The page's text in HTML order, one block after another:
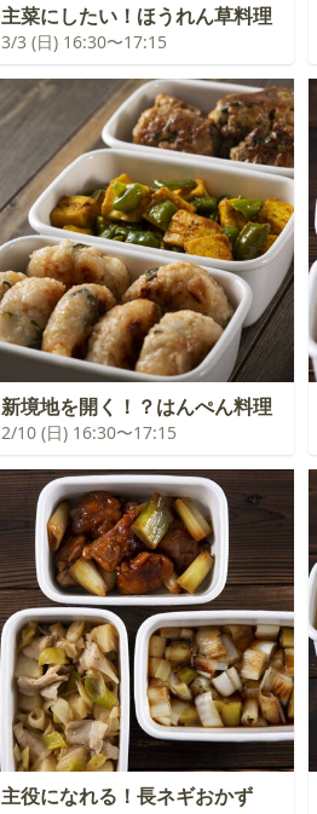
主菜にしたい！ほうれん草料理
3/3 (日) 16:30〜17:15
新境地を開く！？はんぺん料理
2/10 (日) 16:30〜17:15
主役になれる！長ネギおかず